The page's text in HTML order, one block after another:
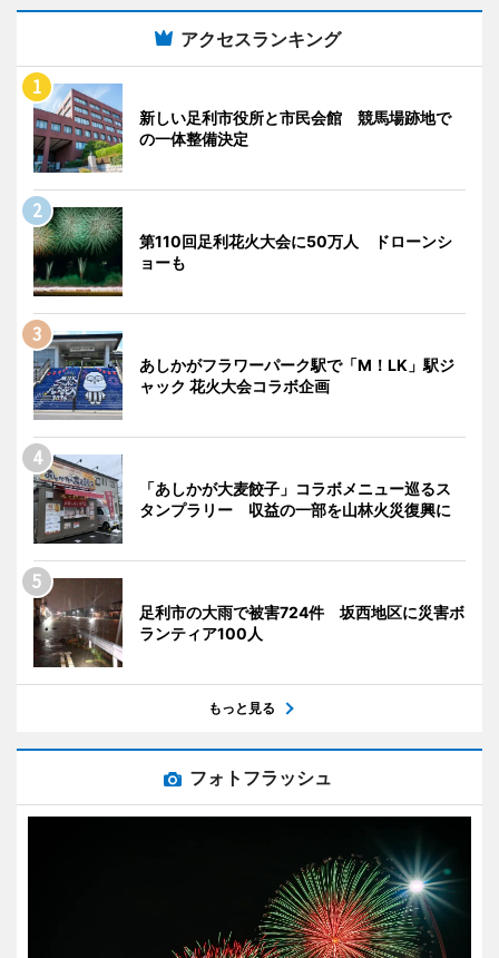
アクセスランキング
新しい足利市役所と市民会館 競馬場跡地で
の一体整備決定
第110回足利花火大会に50万人 ドローンシ
ョーも
あしかがフラワーパーク駅で「M！LK」駅ジ
ャック 花火大会コラボ企画
「あしかが大麦餃子」コラボメニュー巡るス
タンプラリー 収益の一部を山林火災復興に
足利市の大雨で被害724件 坂西地区に災害ボ
ランティア100人
もっと見る
フォトフラッシュ